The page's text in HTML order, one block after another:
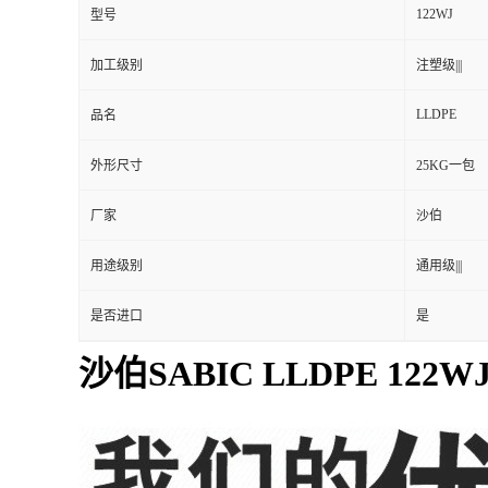
型号 122WJ
加工级别 注塑级|||
品名 LLDPE
外形尺寸 25KG一包
厂家 沙伯
用途级别 通用级|||
是否进口 是
沙伯SABIC LLDPE